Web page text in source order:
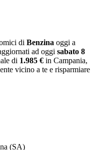
di Benzina oggi a
ad oggi sabato 8
di 1.985 € in Campania,
vicino a te e risparmiare
(SA)